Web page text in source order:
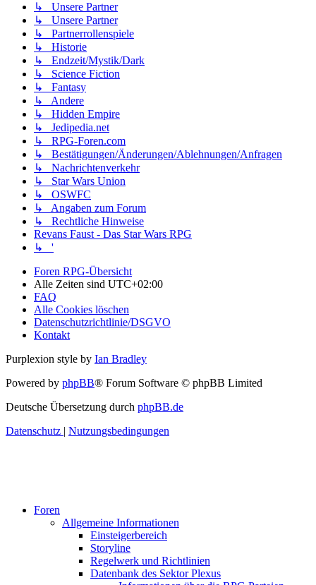
↳ Unsere Partner
↳ Unsere Partner
↳ Partnerrollenspiele
↳ Historie
↳ Endzeit/Mystik/Dark
↳ Science Fiction
↳ Fantasy
↳ Andere
↳ Hidden Empire
↳ Jedipedia.net
↳ RPG-Foren.com
↳ Bestätigungen/Änderungen/Ablehnungen/Anfragen
↳ Nachrichtenverkehr
↳ Star Wars Union
↳ OSWFC
↳ Angaben zum Forum
↳ Rechtliche Hinweise
Revans Faust - Das Star Wars RPG
↳ '
Foren RPG-Übersicht
Alle Zeiten sind UTC+02:00
FAQ
Alle Cookies löschen
Datenschutzrichtlinie/DSGVO
Kontakt
Purplexion style by Ian Bradley
Powered by phpBB® Forum Software © phpBB Limited
Deutsche Übersetzung durch phpBB.de
Datenschutz | Nutzungsbedingungen
Foren
Allgemeine Informationen
Einsteigerbereich
Storyline
Regelwerk und Richtlinien
Datenbank des Sektor Plexus